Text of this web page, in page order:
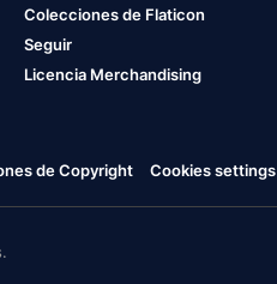
Colecciones de Flaticon
Seguir
Licencia Merchandising
de Copyright Cookies settings